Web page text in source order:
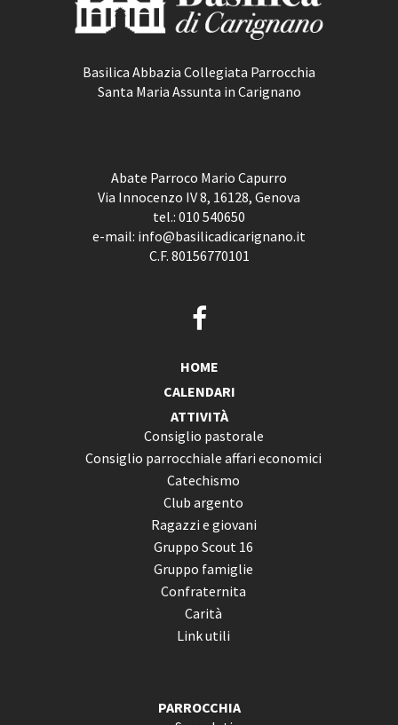
Basilica Abbazia Collegiata Parrocchia
Santa Maria Assunta in Carignano
Abate Parroco Mario Capurro
Via Innocenzo IV 8, 16128, Genova
tel.: 010 540650
e-mail: info@basilicadicarignano.it
C.F. 80156770101
HOME
CALENDARI
ATTIVITÀ
Consiglio pastorale
Consiglio parrocchiale affari economici
Catechismo
Club argento
Ragazzi e giovani
Gruppo Scout 16
Gruppo famiglie
Confraternita
Carità
Link utili
PARROCCHIA